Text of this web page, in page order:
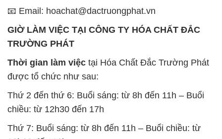
được tổ chức như sau:
Thứ 2 đến thứ 6: Buổi sáng: từ 8h đến 11h – Buổi
chiều: từ 12h30 đến 17h
Thứ 7: Buổi sáng: từ 8h đến 11h – Buổi chiều: từ
12h30 đến 16h
Chủ nhật: Nghỉ chủ nhật hàng tuần
thủ giờ làm việc để đảm bảo sự hỗ trợ tốt nhất cho